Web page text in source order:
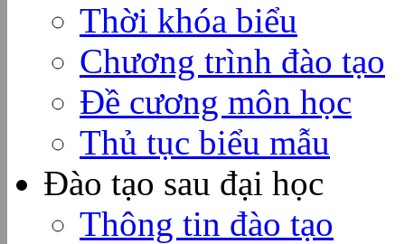
Thời khóa biểu
Chương trình đào tạo
Đề cương môn học
Thủ tục biểu mẫu
Đào tạo sau đại học
Thông tin đào tạo